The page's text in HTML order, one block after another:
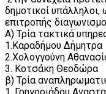
δημοτικοί
επιτροπής
Α) Τρία τακτικά
1.Καραδήμου Δήμητρα
2.Χολογγούνη
3. Κοτσάκη Θεοδώρα
β) Τρία